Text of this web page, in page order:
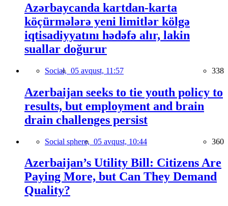
Azərbaycanda kartdan-karta
köçürmələrə yeni limitlər kölgə
iqtisadiyyatını hədəfə alır, lakin
suallar doğurur
Social, 05 avqust, 11:57 338
Azerbaijan seeks to tie youth policy to
results, but employment and brain
drain challenges persist
Social sphere, 05 avqust, 10:44 360
Azerbaijan’s Utility Bill: Citizens Are
Paying More, but Can They Demand
Quality?